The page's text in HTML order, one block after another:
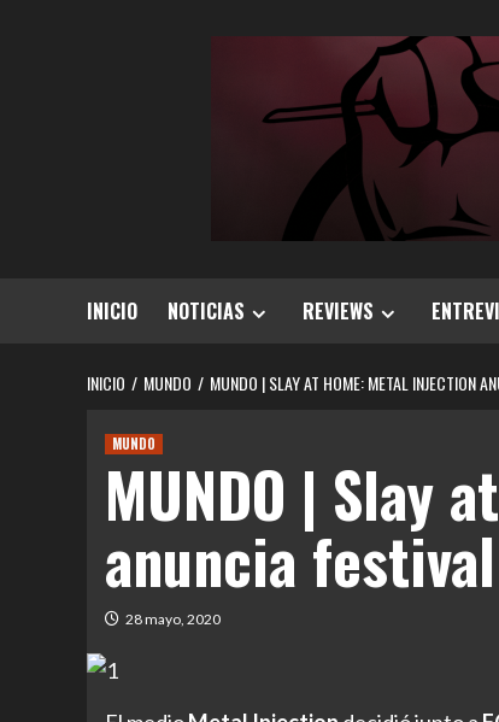
INICIO NOTICIAS REVIEWS
INICIO MUNDO MUNDO | SLAY AT HOME: METAL INJECTION
MUNDO
MUNDO | Slay
anuncia
28 mayo, 2020